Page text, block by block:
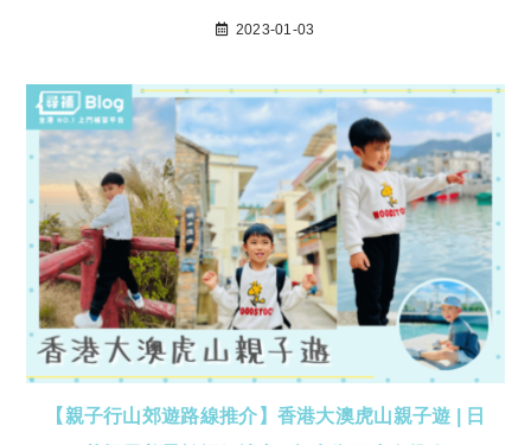
2023-01-03
【親子行山郊遊路線推介】香港大澳虎山親子遊 | 日